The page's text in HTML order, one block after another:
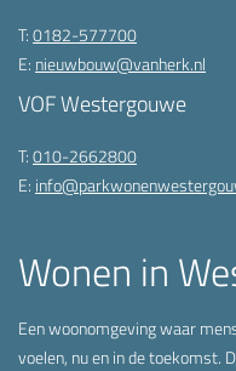
Wonen in
T:0182-577700
E: nieuwbouw@vanherk.nl
VOF Westergouwe
T:010-2662800
E:
Een woonomgeving waar
voelen, nu en in de toekomst.